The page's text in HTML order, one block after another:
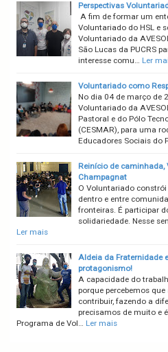
Perspectivas
A fim de formar um
Voluntariado do HSL e
Voluntariado da
São Lucas da PUCRS
interesse comu… Ler
Voluntariado como
No dia 04 de março de
Voluntariado da
Pastoral e do Pólo
(CESMAR), para uma
Educadores Sociais do
Reinício de
Champagnat
O Voluntariado
dentro e entre
fronteiras. É participar
solidariedade. Nesse
Ler mais
Aldeia da Fraternidade
protagonismo!
A capacidade do
porque percebemos
contribuir, fazendo a
precisamos de muito e
Programa de Vol… Ler mais